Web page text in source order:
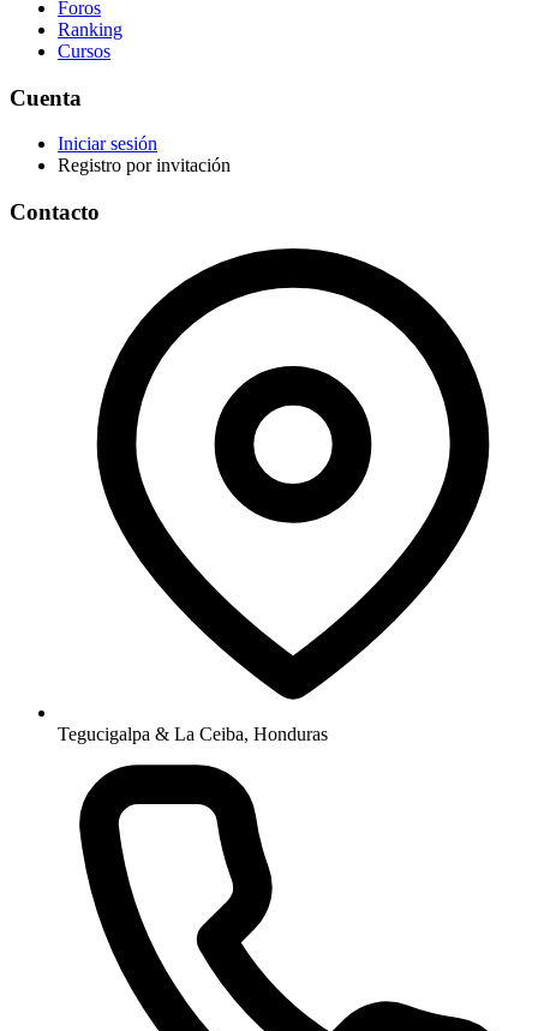
Foros
Ranking
Cursos
Cuenta
Iniciar sesión
Registro por invitación
Contacto
Tegucigalpa & La Ceiba, Honduras